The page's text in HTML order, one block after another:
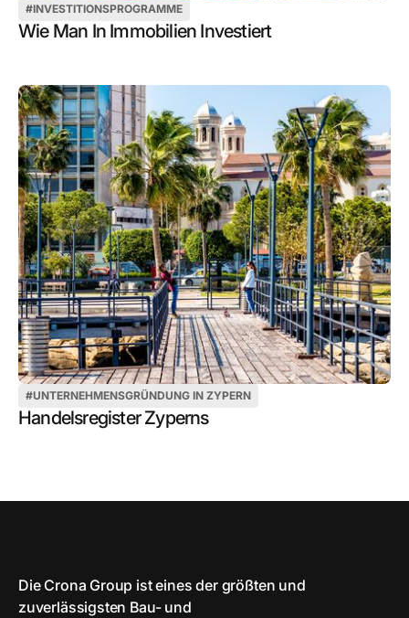
#INVESTITIONSPROGRAMME
Wie Man In Immobilien Investiert
#UNTERNEHMENSGRÜNDUNG IN ZYPERN
Handelsregister Zyperns
Die Crona Group ist eines der größten und
zuverlässigsten Bau- und